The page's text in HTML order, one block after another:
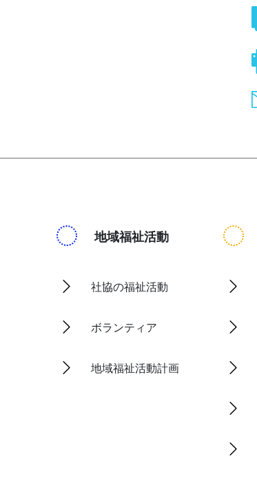
地域福祉活動
社協の福祉活動
ボランティア
地域福祉活動計画